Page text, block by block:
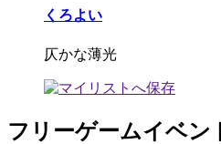
くろよい
仄かな薄光
フリーゲームイベン